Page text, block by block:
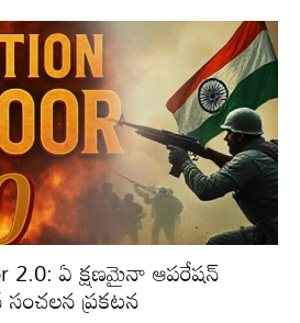
2.0: ఏ క్షణమైనా ఆపరేషన్‌
ప్రకటన